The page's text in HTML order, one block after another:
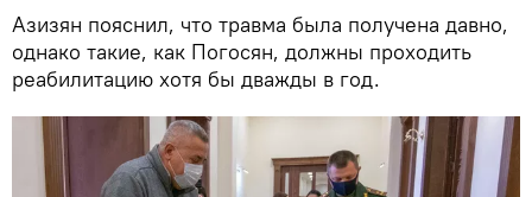
Азизян пояснил, что травма была получена давно,
однако такие, как Погосян, должны проходить
реабилитацию хотя бы дважды в год.